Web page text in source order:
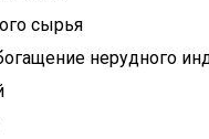
сырья
нерудного